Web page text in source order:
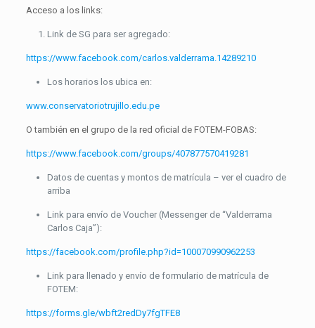
Acceso a los links:
Link de SG para ser agregado:
https://www.facebook.com/carlos.valderrama.14289210
Los horarios los ubica en:
www.conservatoriotrujillo.edu.pe
O también en el grupo de la red oficial de FOTEM-FOBAS:
https://www.facebook.com/groups/407877570419281
Datos de cuentas y montos de matrícula – ver el cuadro de
arriba
Link para envío de Voucher (Messenger de “Valderrama
Carlos Caja”):
https://facebook.com/profile.php?id=100070990962253
Link para llenado y envío de formulario de matrícula de
FOTEM:
https://forms.gle/wbft2redDy7fgTFE8